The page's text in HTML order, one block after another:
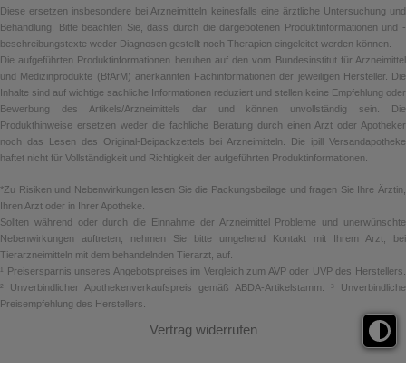
Diese ersetzen insbesondere bei Arzneimitteln keinesfalls eine ärztliche Untersuchung und
Behandlung. Bitte beachten Sie, dass durch die dargebotenen Produktinformationen und -
beschreibungstexte weder Diagnosen gestellt noch Therapien eingeleitet werden können.
Die aufgeführten Produktinformationen beruhen auf den vom Bundesinstitut für Arzneimittel
und Medizinprodukte (BfArM) anerkannten Fachinformationen der jeweiligen Hersteller. Die
Inhalte sind auf wichtige sachliche Informationen reduziert und stellen keine Empfehlung oder
Bewerbung des Artikels/Arzneimittels dar und können unvollständig sein. Die
Produkthinweise ersetzen weder die fachliche Beratung durch einen Arzt oder Apotheker
noch das Lesen des Original-Beipackzettels bei Arzneimitteln. Die ipill Versandapotheke
haftet nicht für Vollständigkeit und Richtigkeit der aufgeführten Produktinformationen.
*Zu Risiken und Nebenwirkungen lesen Sie die Packungsbeilage und fragen Sie Ihre Ärztin,
Ihren Arzt oder in Ihrer Apotheke.
Sollten während oder durch die Einnahme der Arzneimittel Probleme und unerwünschte
Nebenwirkungen auftreten, nehmen Sie bitte umgehend Kontakt mit Ihrem Arzt, bei
Tierarzneimitteln mit dem behandelnden Tierarzt, auf.
¹ Preisersparnis unseres Angebotspreises im Vergleich zum AVP oder UVP des Herstellers.
² Unverbindlicher Apothekenverkaufspreis gemäß ABDA-Artikelstamm. ³ Unverbindliche
Preisempfehlung des Herstellers.
Vertrag widerrufen